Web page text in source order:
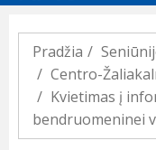
Pradžia
Centro-
Kvietimas į
bendruomeninei